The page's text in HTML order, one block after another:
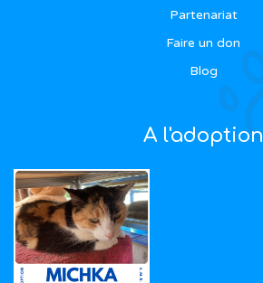
Partenariat
Faire un don
Blog
A l'adoption